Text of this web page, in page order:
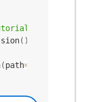
autopilot/
( )
(path=